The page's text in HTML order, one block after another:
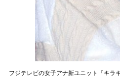
フジテレビの女子アナ新ユニット『キラ